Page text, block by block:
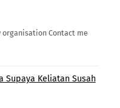
Contact me
Supaya Keliatan Susah